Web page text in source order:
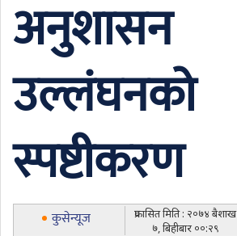
अनुशासन
उल्लंघनको
स्पष्टीकरण
कुसेन्यूज
प्रकासित मिति : २०७४ बैशाख
७, बिहीबार ००:२९